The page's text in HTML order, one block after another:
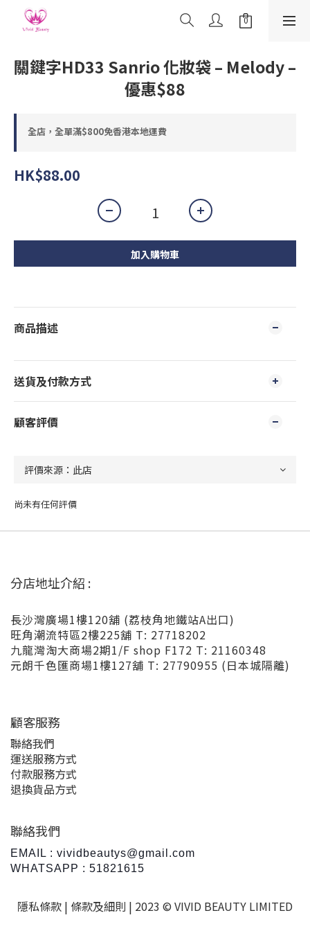
關鍵字HD33 Sanrio 化妝袋 – Melody –
優惠$88
全店，全單滿$800免香港本地運費
HK$88.00
加入購物車
商品描述
送貨及付款方式
顧客評價
尚未有任何評價
分店地址介紹 :
長沙灣廣場1樓120舖 (荔枝角地鐵站A出口)
旺角潮流特區2樓225舖 T: 27718202
九龍灣淘大商場2期1/F shop F172 T: 21160348
元朗千色匯商場1樓127舖 T: 27790955 (日本城隔離)
顧客服務
聯絡我們
運送服務方式
付款服務方式
退換貨品方式
聯絡我們
EMAIL : vividbeautys@gmail.com
WHATSAPP : 51821615
隱私條款 | 條款及細則 | 2023 © VIVID BEAUTY LIMITED